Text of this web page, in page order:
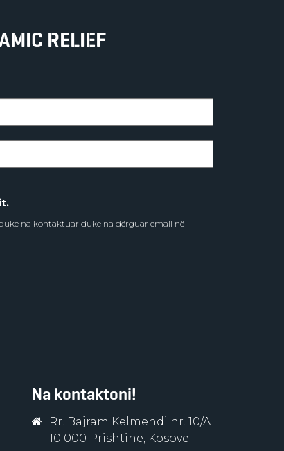
RELIEF
na kontaktuar duke na dërguar email në
Na kontaktoni!
Rr. Bajram Kelmendi nr. 10/A
10 000 Prishtinë, Kosovë